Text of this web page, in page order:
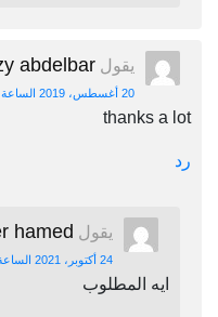
يقول abdelbar
20 أغسطس، 2019 الساعة 11:23 ص
thanks a lot
رد
يقول hamed
24 أكتوبر، 2021 الساعة 12:13 م
ايه المطلوب